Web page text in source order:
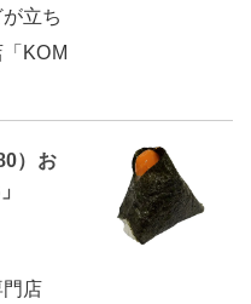
立ち
KOM
）お
店